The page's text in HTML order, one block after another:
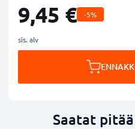
9,45 € -5%
sis. alv
Saatat